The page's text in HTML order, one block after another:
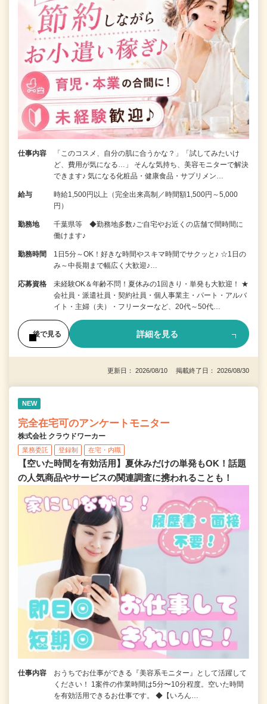
仕事内容
「このコスメ、自分の肌に合うかな？」「試してみたいけ
ど、費用が気になる…」 そんな気持ち、美容モニターで解決
できます♪ 気になる化粧品・健康食品・サプリメン…
給与
時給1,500円以上（完全出来高制／時間額1,500円～5,000
円）
勤務地
千葉県等 ◆勤務地多数♪ご自宅やお近くの店舗で間時間に
働けます♪
勤務時間
1日5分～OK！好きな時間やスキマ時間でサクッと♪ ☆1日の
み～中長期まで幅広く大歓迎♪…
応募資格
未経験OK＆年齢不問！夏休みの1回きり・単発も大歓迎！ ★
会社員・派遣社員・契約社員・個人事業主・パート・アルバ
イト・主婦（夫）・フリーターなど、20代～50代…
後で見る 詳細を見る
更新日： 2026/08/10 掲載終了日： 2026/08/30
NEW
完全在宅可のアンケートモニター
株式会社 クラウドワーカー
業務委託 登録制 在宅・内職
【空いた時間を有効活用】夏休みだけの単発もOK！話題
の人気商品やサービスの関連調査に携われることも！
仕事内容
おうちでお仕事ができる『美容系モニター』として活躍して
ください！ 1案件の作業時間は5分〜10分程度。空いた時間
を有効活用できるお仕事です。 ◆【いろん…